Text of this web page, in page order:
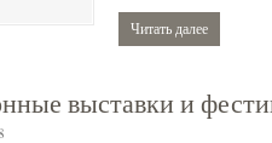
Читать далее
выставки и